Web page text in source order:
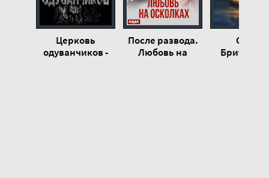
Церковь
одуванчиков -
После развода.
Любовь на
Сага о